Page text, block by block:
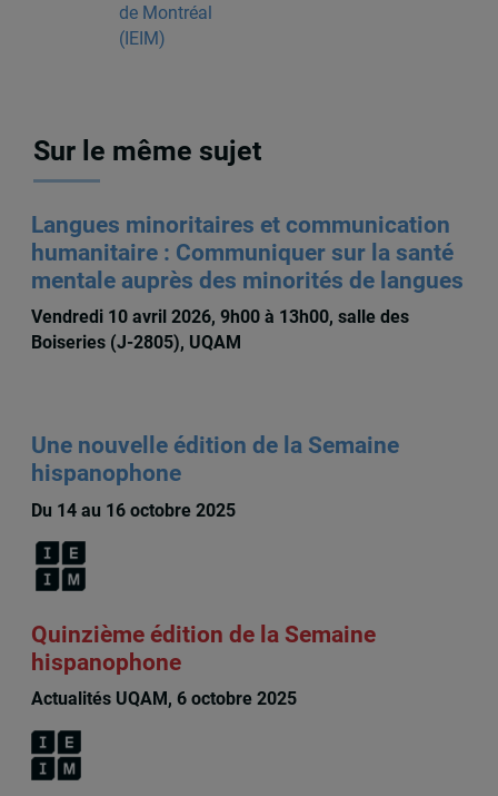
de Montréal
(IEIM)
Sur le même sujet
Langues minoritaires et communication
humanitaire : Communiquer sur la santé
mentale auprès des minorités de langues
Vendredi 10 avril 2026, 9h00 à 13h00, salle des
Boiseries (J-2805), UQAM
Une nouvelle édition de la Semaine
hispanophone
Du 14 au 16 octobre 2025
Quinzième édition de la Semaine
hispanophone
Actualités UQAM, 6 octobre 2025